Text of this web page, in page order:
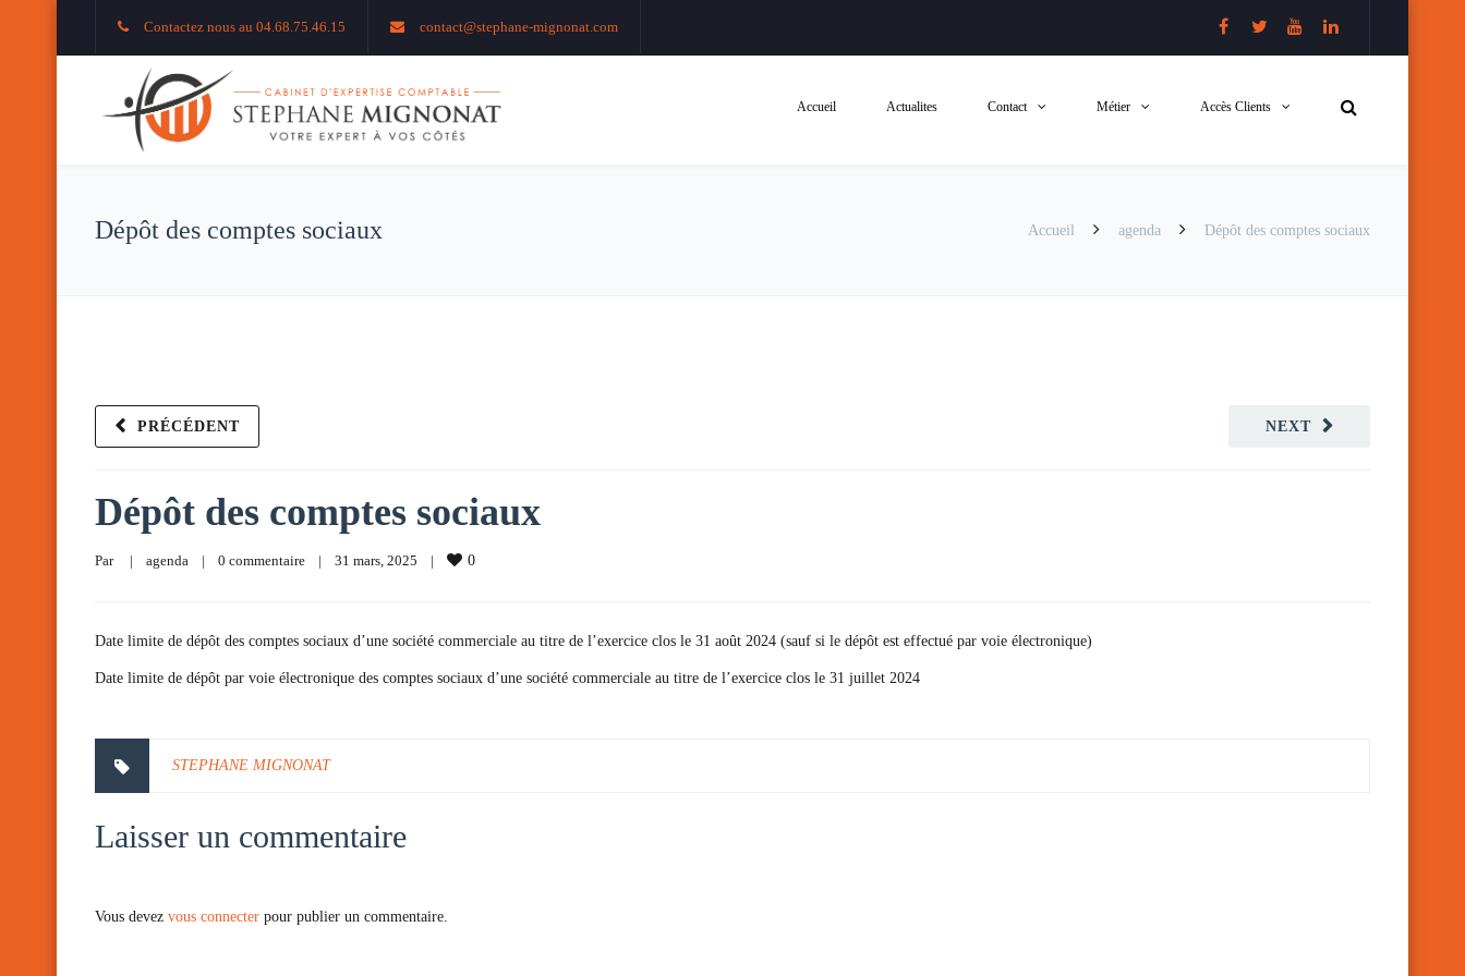
Contactez nous au 04.68.75.46.15 contact@stephane-mignonat.com
Accueil Actualites Contact Métier Accès Clients
Dépôt des comptes sociaux Accueil agenda Dépôt des comptes sociaux
NEXT
PRÉCÉDENT
Dépôt des comptes sociaux
Par | agenda | 0 commentaire | 31 mars, 2025 | 0
Date limite de dépôt des comptes sociaux d’une société commerciale au titre de l’exercice clos le 31 août 2024 (sauf si le dépôt est effectué par voie électronique)
Date limite de dépôt par voie électronique des comptes sociaux d’une société commerciale au titre de l’exercice clos le 31 juillet 2024
STEPHANE MIGNONAT
Laisser un commentaire
Vous devez vous connecter pour publier un commentaire.